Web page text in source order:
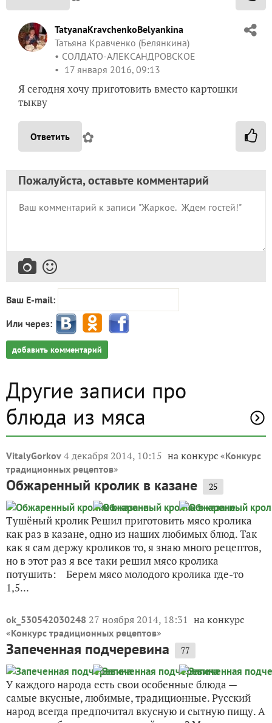
TatyanaKravchenkoBelyankina
Татьяна Кравченко (Белянкина)
СОЛДАТО-АЛЕКСАНДРОВСКОЕ
17 января 2016, 09:13
Я сегодня хочу приготовить вместо картошки
тыкву
Ответить ✿
Пожалуйста, оставьте комментарий
Ваш E-mail:
Или через:
добавить комментарий
Другие записи про
блюда из мяса
VitalyGorkov 4 декабря 2014, 10:15 на конкурс «Конкурс
традиционных рецептов»
Обжаренный кролик в казане 25
Тушёный кролик Решил приготовить мясо кролика
как раз в казане, одно из наших любимых блюд. Так
как я сам держу кроликов то, я знаю много рецептов,
но в этот раз я все таки решил мясо кролика
потушить: Берем мясо молодого кролика где-то
1,5...
ok_530542030248 27 ноября 2014, 18:31 на конкурс
«Конкурс традиционных рецептов»
Запеченная подчеревина 77
У каждого народа есть свои особенные блюда —
самые вкусные, любимые, традиционные. Русский
народ всегда предпочитал вкусную и сытную пищу. А